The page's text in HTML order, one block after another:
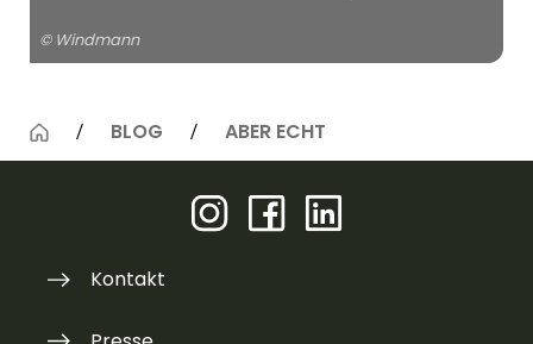
© Windmann
BLOG ABER ECHT
Kontakt